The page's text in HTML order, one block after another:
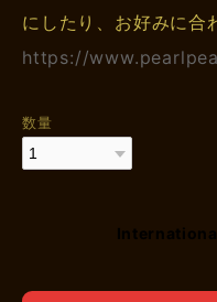
にしたり、お好みに合
https://
数量